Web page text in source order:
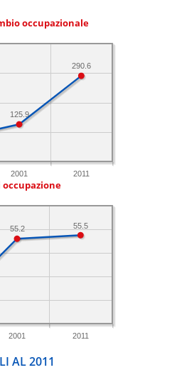
occupazionale
2001 2011
290.6
125.9
occupazione
2001 2011
55.5
55.2
AL 2011